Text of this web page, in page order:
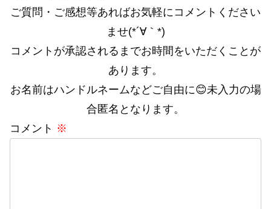
ご質問・ご感想等あればお気軽にコメントください
ませ(*´∀｀*)
コメントが承認されるまでお時間をいただくことが
あります。
お名前はハンドルネームなどご自由に😊未入力の場
合匿名となります。
コメント ※